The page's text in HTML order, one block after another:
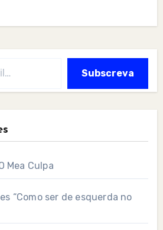
Subscreva
Mea Culpa
“Como ser de esquerda no